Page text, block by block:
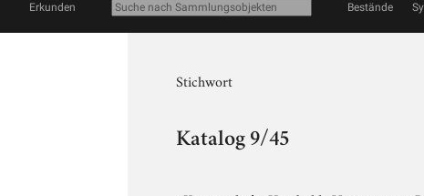
Erkunden Bestände
Stichwort
Katalog 9/45